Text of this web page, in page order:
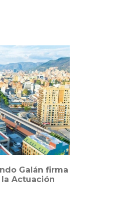
Actuación